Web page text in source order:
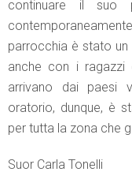
continuare il suo
parrocchia è stato
anche con i ragazzi
arrivano dai paesi
oratorio, dunque, è
per tutta la zona che
Suor Carla Tonelli